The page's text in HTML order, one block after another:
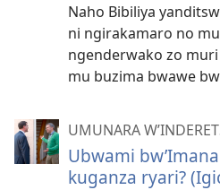
Naho Bibiliya
ni ngirakamaro no
ngenderwako zo
mu buzima bwawe
UMUNARA
Ubwami
kuganza ryari?